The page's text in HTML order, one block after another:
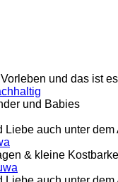
und das ist
und Babies
Liebe auch unter
& kleine